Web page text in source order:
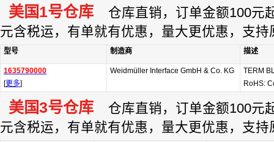
美国1号仓库 仓库直销，订单金额100元
元含税运，有单就有优惠，量大更优惠，支持
型号 制造商 描述
1635790000
[更多]
Weidmüller Interface GmbH & Co. KG
TERM
RoHS:
美国3号仓库 仓库直销，订单金额100元
元含税运，有单就有优惠，量大更优惠，支持